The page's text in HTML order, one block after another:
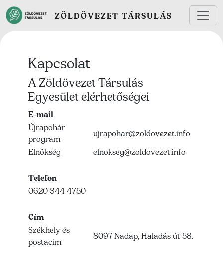
Ugrás a tartalomra
ZÖLDÖVEZET TÁRSULÁS
Kapcsolat
A Zöldövezet Társulás
Egyesület elérhetőségei
E-mail
Újrapohár
program
ujrapohar@zoldovezet.info
Elnökség
elnokseg@zoldovezet.info
Telefon
0620 344 4750
Cím
Székhely és
postacím
8097 Nadap, Haladás út 58.